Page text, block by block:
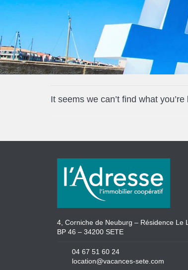
It seems we can’t find what
4, Corniche de Neuburg – Résidence Le
BP 46 – 34200 SETE
04 67 51 60 24
location@vacances-sete.com